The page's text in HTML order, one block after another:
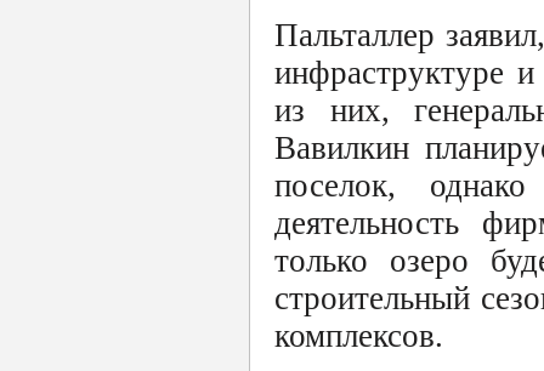
Пальталлер
инфраструктуре
из них,
Вавилкин
поселок,
деятельность
только озеро
строительный
комплексов.